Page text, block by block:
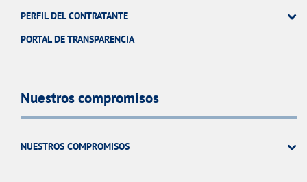
PERFIL DEL CONTRATANTE
PORTAL DE TRANSPARENCIA
Nuestros compromisos
NUESTROS COMPROMISOS